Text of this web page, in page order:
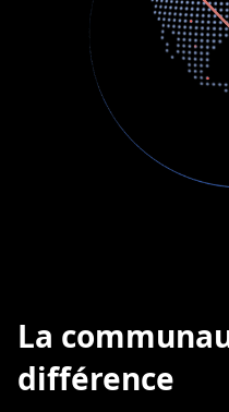
La
différence